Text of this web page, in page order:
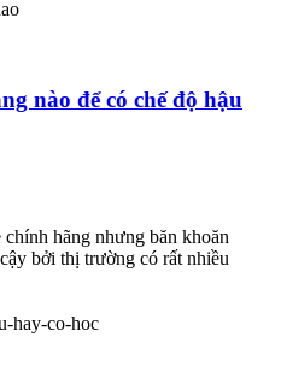
nào để có chế độ hậu
hãng nhưng băn khoăn
bởi thị trường có rất nhiều